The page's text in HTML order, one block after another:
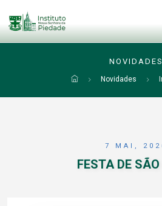
NOVIDADES
Novidades
7 MAI,
FESTA DE